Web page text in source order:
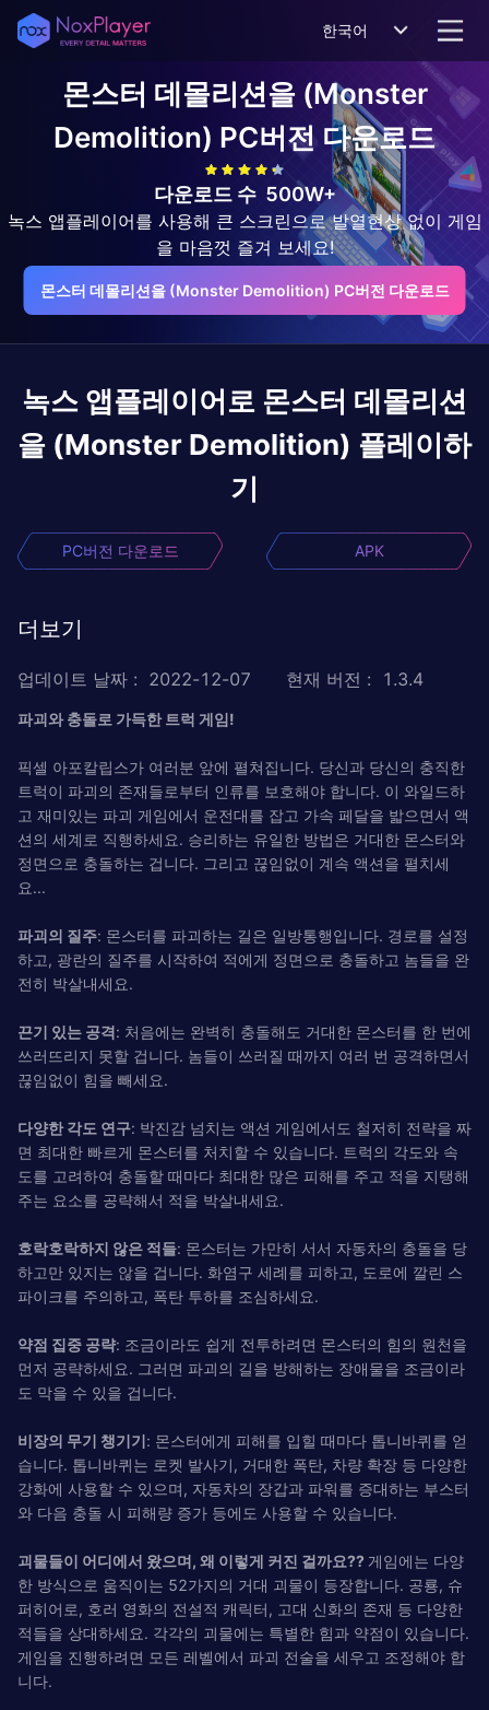
한국어
몬스터 데몰리션을 (Monster
Demolition) PC버전 다운로드
다운로드 수 500W+
녹스 앱플레이어를 사용해 큰 스크린으로 발열현상 없이 게임
을 마음껏 즐겨 보세요!
몬스터 데몰리션을 (Monster Demolition) PC버전 다운로드
녹스 앱플레이어로 몬스터 데몰리션
을 (Monster Demolition) 플레이하
기
PC버전 다운로드 APK
더보기
업데이트 날짜 : 2022-12-07 현재 버전 : 1.3.4
파괴와 충돌로 가득한 트럭 게임!
픽셀 아포칼립스가 여러분 앞에 펼쳐집니다. 당신과 당신의 충직한
트럭이 파괴의 존재들로부터 인류를 보호해야 합니다. 이 와일드하
고 재미있는 파괴 게임에서 운전대를 잡고 가속 페달을 밟으면서 액
션의 세계로 직행하세요. 승리하는 유일한 방법은 거대한 몬스터와
정면으로 충돌하는 겁니다. 그리고 끊임없이 계속 액션을 펼치세
요...
파괴의 질주: 몬스터를 파괴하는 길은 일방통행입니다. 경로를 설정
하고, 광란의 질주를 시작하여 적에게 정면으로 충돌하고 놈들을 완
전히 박살내세요.
끈기 있는 공격: 처음에는 완벽히 충돌해도 거대한 몬스터를 한 번에
쓰러뜨리지 못할 겁니다. 놈들이 쓰러질 때까지 여러 번 공격하면서
끊임없이 힘을 빼세요.
다양한 각도 연구: 박진감 넘치는 액션 게임에서도 철저히 전략을 짜
면 최대한 빠르게 몬스터를 처치할 수 있습니다. 트럭의 각도와 속
도를 고려하여 충돌할 때마다 최대한 많은 피해를 주고 적을 지탱해
주는 요소를 공략해서 적을 박살내세요.
호락호락하지 않은 적들: 몬스터는 가만히 서서 자동차의 충돌을 당
하고만 있지는 않을 겁니다. 화염구 세례를 피하고, 도로에 깔린 스
파이크를 주의하고, 폭탄 투하를 조심하세요.
약점 집중 공략: 조금이라도 쉽게 전투하려면 몬스터의 힘의 원천을
먼저 공략하세요. 그러면 파괴의 길을 방해하는 장애물을 조금이라
도 막을 수 있을 겁니다.
비장의 무기 챙기기: 몬스터에게 피해를 입힐 때마다 톱니바퀴를 얻
습니다. 톱니바퀴는 로켓 발사기, 거대한 폭탄, 차량 확장 등 다양한
강화에 사용할 수 있으며, 자동차의 장갑과 파워를 증대하는 부스터
와 다음 충돌 시 피해량 증가 등에도 사용할 수 있습니다.
괴물들이 어디에서 왔으며, 왜 이렇게 커진 걸까요?? 게임에는 다양
한 방식으로 움직이는 52가지의 거대 괴물이 등장합니다. 공룡, 슈
퍼히어로, 호러 영화의 전설적 캐릭터, 고대 신화의 존재 등 다양한
적들을 상대하세요. 각각의 괴물에는 특별한 힘과 약점이 있습니다.
게임을 진행하려면 모든 레벨에서 파괴 전술을 세우고 조정해야 합
니다.